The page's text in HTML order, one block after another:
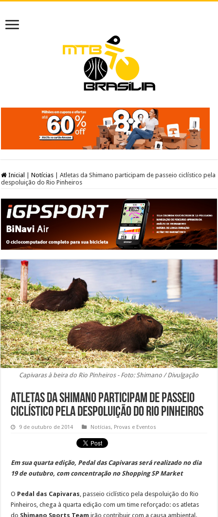
Inicial Notícias
Atletas da Shimano participam de passeio ciclístico pela
despoluição do Rio Pinheiros
Capivaras à beira do Rio Pinheiros - Foto: Shimano / Divulgação
Atletas da Shimano participam de passeio
ciclístico pela despoluição do Rio Pinheiros
9 de outubro de 2014 Notícias, Provas e Eventos
Em sua quarta edição, Pedal das Capivaras será realizado no dia
19 de outubro, com concentração no Shopping SP Market
O Pedal das Capivaras, passeio ciclístico pela despoluição do Rio
Pinheiros, chega à quarta edição com um time reforçado: os atletas
do Shimano Sports Teamirão contribuir com a causa ambiental.